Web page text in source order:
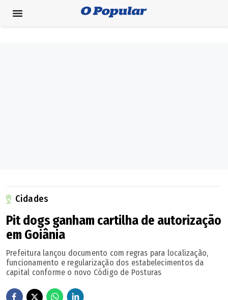
Cidades
Pit dogs ganham cartilha de autorização
em Goiânia
Prefeitura lançou documento com regras para localização,
funcionamento e regularização dos estabelecimentos da
capital conforme o novo Código de Posturas